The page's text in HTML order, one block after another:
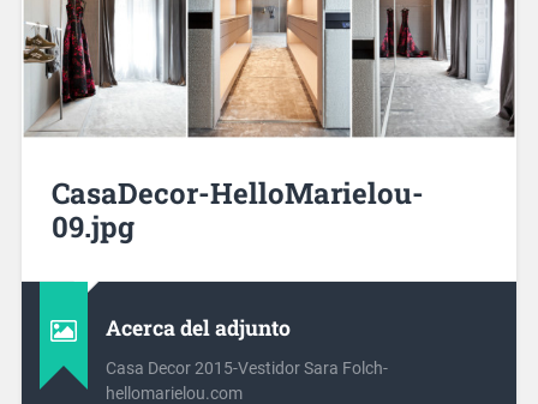
CasaDecor-HelloMarielou-
09.jpg
Acerca del adjunto
Casa Decor 2015-Vestidor Sara Folch-
hellomarielou.com